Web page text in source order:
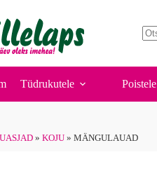
Tüdrukutele Poistele
» KOJU » MÄNGULAUAD